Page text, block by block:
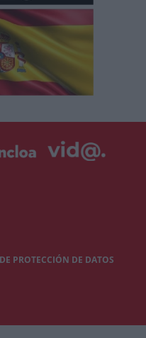
PROTECCIÓN DE DATOS